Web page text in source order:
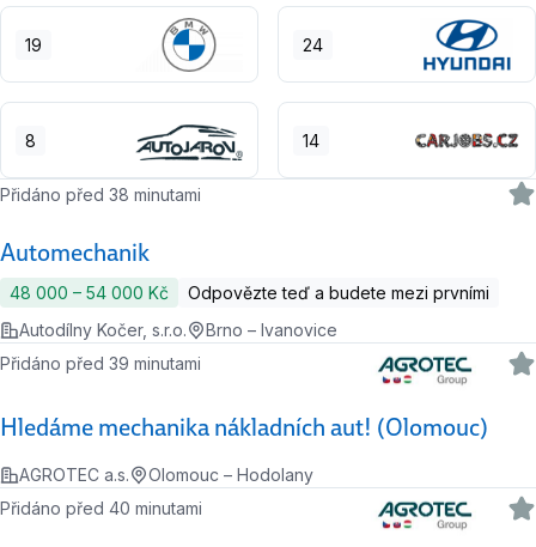
19 24
8 14
Automechanik
Přidáno před 38 minutami
48 000 ‍–‍ 54 000 Kč
Odpovězte teď a budete mezi prvními
Autodílny Kočer, s.r.o.
Brno – Ivanovice
Hledáme mechanika nákladních aut! (Olomouc)
Přidáno před 39 minutami
AGROTEC a.s. Olomouc – Hodolany
Přidáno před 40 minutami